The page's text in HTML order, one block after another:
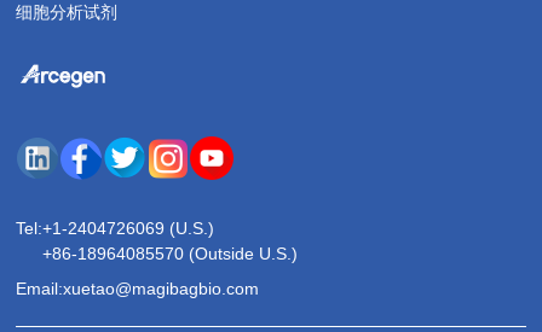
细胞分析试剂
Tel:+1-2404726069 (U.S.)
+86-18964085570 (Outside U.S.)
Email:xuetao@magibagbio.com